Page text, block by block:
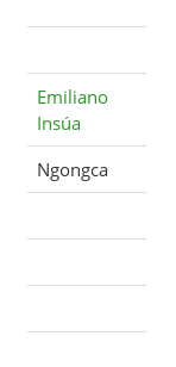
Emiliano
Insúa
Ngongca